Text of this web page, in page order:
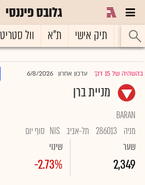
גלובס פיננסי
ראשי תיק אישי ת"א וול סטריט
בהשהיה של 15 דק' |עדכון אחרון 6/8/2026
מניית ברן
BARAN
מניה 286013 תל-אביב NIS סוף יום
שער
2,349
שינוי
-2.73%